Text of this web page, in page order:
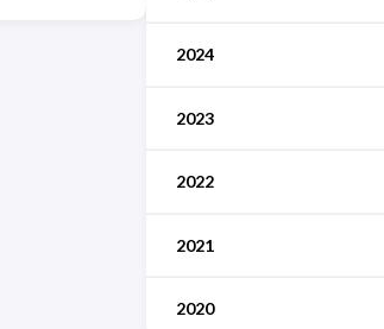
2024
2023
2022
2021
2020